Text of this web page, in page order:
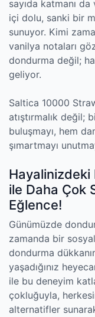
sayıda katmanı
içi dolu, sanki bir
sunuyor. Kimi
vanilya notaları
dondurma değil;
geliyor.
Saltica 10000
atıştırmalık değil;
buluşmayı, hem
şımartmayı
Hayalinizdeki
ile Daha Çok
Eğlence!
Günümüzde
zamanda bir
dondurma
yaşadığınız
ile bu deneyim
çokluğuyla,
alternatifler sunarak